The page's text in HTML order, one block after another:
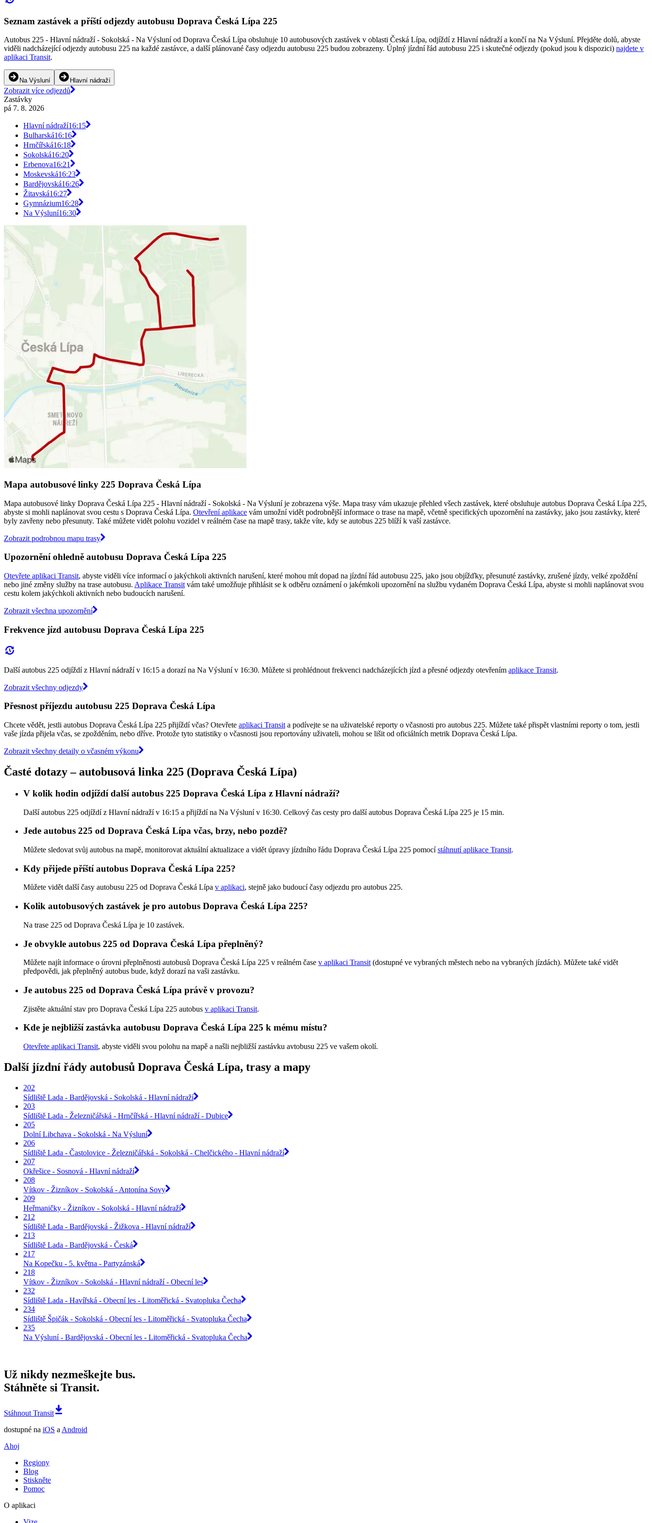
Seznam zastávek a příští odjezdy autobusu Doprava Česká Lípa 225
Autobus 225 - Hlavní nádraží - Sokolská - Na Výsluní od Doprava Česká Lípa obsluhuje 10 autobusových zastávek v oblasti Česká Lípa, odjíždí z Hlavní nádraží a končí na Na Výsluní. Přejděte dolů, abyste
viděli nadcházející odjezdy autobusu 225 na každé zastávce, a další plánované časy odjezdu autobusu 225 budou zobrazeny. Úplný jízdní řád autobusu 225 i skutečné odjezdy (pokud jsou k dispozici) najdete v
aplikaci Transit.
Na Výsluní Hlavní nádraží
Zobrazit více odjezdů
Zastávky
pá 7. 8. 2026
Hlavní nádraží16:15
Bulharská16:16
Hrnčířská16:18
Sokolská16:20
Erbenova16:21
Moskevská16:23
Bardějovská16:26
Žitavská16:27
Gymnázium16:28
Na Výsluní16:30
Mapa autobusové linky 225 Doprava Česká Lípa
Mapa autobusové linky Doprava Česká Lípa 225 - Hlavní nádraží - Sokolská - Na Výsluní je zobrazena výše. Mapa trasy vám ukazuje přehled všech zastávek, které obsluhuje autobus Doprava Česká Lípa 225,
abyste si mohli naplánovat svou cestu s Doprava Česká Lípa. Otevření aplikace vám umožní vidět podrobnější informace o trase na mapě, včetně specifických upozornění na zastávky, jako jsou zastávky, které
byly zavřeny nebo přesunuty. Také můžete vidět polohu vozidel v reálném čase na mapě trasy, takže víte, kdy se autobus 225 blíží k vaší zastávce.
Zobrazit podrobnou mapu trasy
Upozornění ohledně autobusu Doprava Česká Lípa 225
Otevřete aplikaci Transit, abyste viděli více informací o jakýchkoli aktivních narušení, které mohou mít dopad na jízdní řád autobusu 225, jako jsou objížďky, přesunuté zastávky, zrušené jízdy, velké zpoždění
nebo jiné změny služby na trase autobusu. Aplikace Transit vám také umožňuje přihlásit se k odběru oznámení o jakémkoli upozornění na službu vydaném Doprava Česká Lípa, abyste si mohli naplánovat svou
cestu kolem jakýchkoli aktivních nebo budoucích narušení.
Zobrazit všechna upozornění
Frekvence jízd autobusu Doprava Česká Lípa 225
Další autobus 225 odjíždí z Hlavní nádraží v 16:15 a dorazí na Na Výsluní v 16:30. Můžete si prohlédnout frekvenci nadcházejících jízd a přesné odjezdy otevřením aplikace Transit.
Zobrazit všechny odjezdy
Přesnost příjezdu autobusu 225 Doprava Česká Lípa
Chcete vědět, jestli autobus Doprava Česká Lípa 225 přijíždí včas? Otevřete aplikaci Transit a podívejte se na uživatelské reporty o včasnosti pro autobus 225. Můžete také přispět vlastními reporty o tom, jestli
vaše jízda přijela včas, se zpožděním, nebo dříve. Protože tyto statistiky o včasnosti jsou reportovány uživateli, mohou se lišit od oficiálních metrik Doprava Česká Lípa.
Zobrazit všechny detaily o včasném výkonu
Časté dotazy – autobusová linka 225 (Doprava Česká Lípa)
V kolik hodin odjíždí další autobus 225 Doprava Česká Lípa z Hlavní nádraží?
Další autobus 225 odjíždí z Hlavní nádraží v 16:15 a přijíždí na Na Výsluní v 16:30. Celkový čas cesty pro další autobus Doprava Česká Lípa 225 je 15 min.
Jede autobus 225 od Doprava Česká Lípa včas, brzy, nebo pozdě?
Můžete sledovat svůj autobus na mapě, monitorovat aktuální aktualizace a vidět úpravy jízdního řádu Doprava Česká Lípa 225 pomocístáhnutí aplikace Transit.
Kdy přijede příští autobus Doprava Česká Lípa 225?
Můžete vidět další časy autobusu 225 od Doprava Česká Lípa v aplikaci, stejně jako budoucí časy odjezdu pro autobus 225.
Kolik autobusových zastávek je pro autobus Doprava Česká Lípa 225?
Na trase 225 od Doprava Česká Lípa je 10 zastávek.
Je obvykle autobus 225 od Doprava Česká Lípa přeplněný?
Můžete najít informace o úrovni přeplněnosti autobusů Doprava Česká Lípa 225 v reálném čase v aplikaci Transit (dostupné ve vybraných městech nebo na vybraných jízdách). Můžete také vidět
předpovědi, jak přeplněný autobus bude, když dorazí na vaši zastávku.
Je autobus 225 od Doprava Česká Lípa právě v provozu?
Zjistěte aktuální stav pro Doprava Česká Lípa 225 autobus v aplikaci Transit.
Kde je nejbližší zastávka autobusu Doprava Česká Lípa 225 k mému místu?
Otevřete aplikaci Transit, abyste viděli svou polohu na mapě a našli nejbližší zastávku avtobusu 225 ve vašem okolí.
Další jízdní řády autobusů Doprava Česká Lípa, trasy a mapy
202
Sídliště Lada - Bardějovská - Sokolská - Hlavní nádraží
203
Sídliště Lada - Železničářská - Hrnčířská - Hlavní nádraží - Dubice
205
Dolní Libchava - Sokolská - Na Výsluní
206
Sídliště Lada - Častolovice - Železničářská - Sokolská - Chelčického - Hlavní nádraží
207
Okřešice - Sosnová - Hlavní nádraží
208
Vítkov - Žizníkov - Sokolská - Antonína Sovy
209
Heřmaničky - Žizníkov - Sokolská - Hlavní nádraží
212
Sídliště Lada - Bardějovská - Žižkova - Hlavní nádraží
213
Sídliště Lada - Bardějovská - Česká
217
Na Kopečku - 5. května - Partyzánská
218
Vítkov - Žizníkov - Sokolská - Hlavní nádraží - Obecní les
232
Sídliště Lada - Havířská - Obecní les - Litoměřická - Svatopluka Čecha
234
Sídliště Špičák - Sokolská - Obecní les - Litoměřická - Svatopluka Čecha
235
Na Výsluní - Bardějovská - Obecní les - Litoměřická - Svatopluka Čecha
Už nikdy nezmeškejte bus.
Stáhněte si Transit.
Stáhnout Transit
dostupné na iOS a Android
Ahoj
Regiony
Blog
Stiskněte
Pomoc
O aplikaci